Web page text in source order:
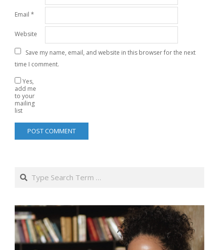
Email *
Website
Save my name, email, and website in this browser for the next
time I comment.
Yes,
add me
to your
mailing
list
Search